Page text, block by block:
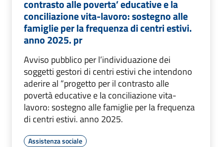
contrasto alle poverta’ educative e la
conciliazione vita-lavoro: sostegno alle
famiglie per la frequenza di centri estivi.
anno 2025. pr
Avviso pubblico per l’individuazione dei
soggetti gestori di centri estivi che intendono
aderire al “progetto per il contrasto alle
povertà educative e la conciliazione vita-
lavoro: sostegno alle famiglie per la frequenza
di centri estivi. anno 2025.
Assistenza sociale